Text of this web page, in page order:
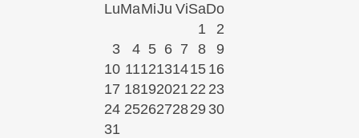
LuMaMiJu ViSaDo
1
2
3
4 5 6 7 8
9
10 1112131415 16
17 18192021 22 23
24 2526272829 30
31